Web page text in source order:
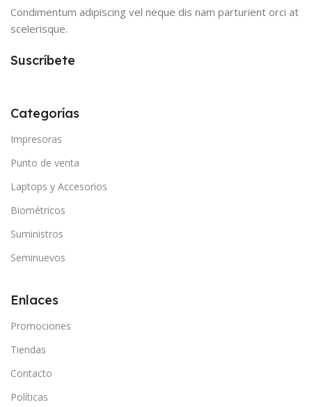
Condimentum adipiscing vel neque dis nam parturient orci at
scelerisque.
Suscríbete
Categorías
Impresoras
Punto de venta
Laptops y Accesorios
Biométricos
Suministros
Seminuevos
Enlaces
Promociones
Tiendas
Contacto
Políticas